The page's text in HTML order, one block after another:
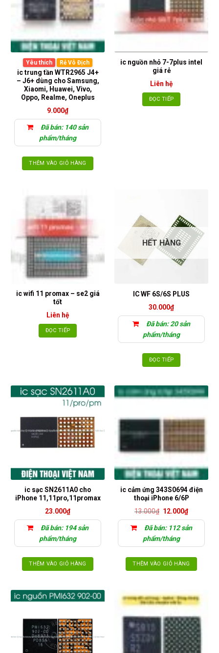
Yêu thích Rẻ Vô Địch
ic trung tần WTR2965 J4+
– J6+ dùng cho Samsung,
Xiaomi, Huawei, Vivo,
Oppo, Realme, Oneplus
9.000₫
Đã bán: 140 sản
phẩm/tháng
THÊM VÀO GIỎ HÀNG
ic nguồn nhỏ 7-7plus intel
giá rẻ
Liên hệ
ĐỌC TIẾP
ic wifi 11 promax – se2 giá
tốt
Liên hệ
ĐỌC TIẾP
HẾT HÀNG
IC WF 6S/6S PLUS
30.000₫
Đã bán: 20 sản
phẩm/tháng
ĐỌC TIẾP
ic sạc SN2611A0 cho
iPhone 11,11pro,11promax
23.000₫
Đã bán: 194 sản
phẩm/tháng
THÊM VÀO GIỎ HÀNG
ic cảm ứng 343S0694 điện
thoại iPhone 6/6P
13.000₫ Giá
13.000₫.
12.000₫Giá
tại
là:
Đã bán: 112 sản
phẩm/tháng
THÊM VÀO GIỎ HÀNG